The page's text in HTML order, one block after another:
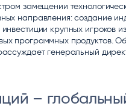
ОБРАБОТКА
MD Audit
КОНТРОЛЬ
ДЕЯТЕЛЬНОСТИ
замещении
направления: создание
крупных игроков
программных продуктов.
генеральный
–